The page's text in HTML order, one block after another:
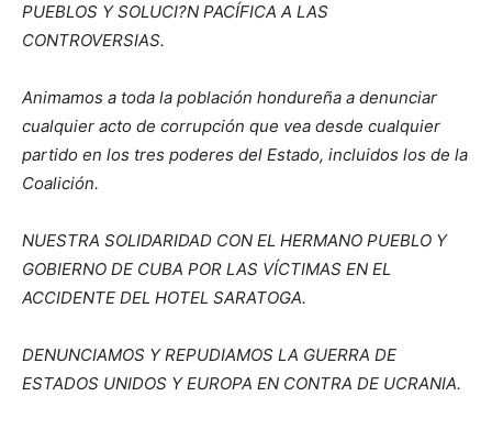
PUEBLOS Y SOLUCI?N PACÍFICA A LAS
CONTROVERSIAS.
Animamos a toda la población hondureña a denunciar
cualquier acto de corrupción que vea desde cualquier
partido en los tres poderes del Estado, incluidos los de la
Coalición.
NUESTRA SOLIDARIDAD CON EL HERMANO PUEBLO Y
GOBIERNO DE CUBA POR LAS VÍCTIMAS EN EL
ACCIDENTE DEL HOTEL SARATOGA.
DENUNCIAMOS Y REPUDIAMOS LA GUERRA DE
ESTADOS UNIDOS Y EUROPA EN CONTRA DE UCRANIA.